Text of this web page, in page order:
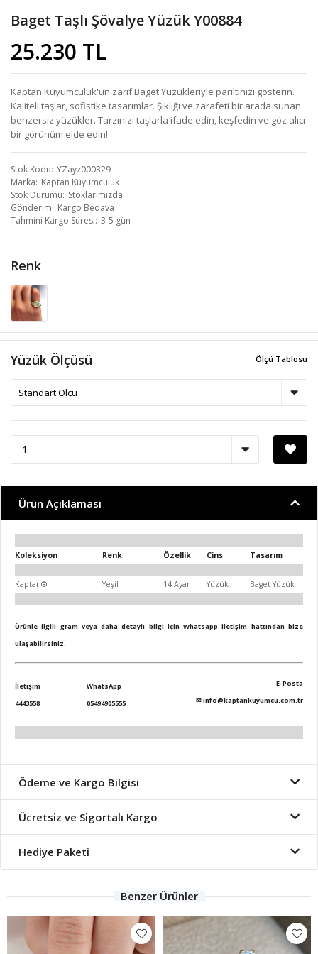
Baget Taşlı Şövalye Yüzük Y00884
25.230 TL
Kaptan Kuyumculuk'un zarif Baget Yüzükleriyle parıltınızı gösterin.
Kaliteli taşlar, sofistike tasarımlar. Şıklığı ve zarafeti bir arada sunan
benzersiz yüzükler. Tarzınızı taşlarla ifade edin, keşfedin ve göz alıcı
bir görünüm elde edin!
Stok Kodu YZayz000329
Marka Kaptan Kuyumculuk
Stok Durumu Stoklarımızda
Gönderim Kargo Bedava
Tahmini Kargo Süresi 3-5 gün
Renk
Ölçü Tablosu
Yüzük Ölçüsü
Ürün Açıklaması
Koleksiyon Renk Özellik Cins Tasarım
Kaptan® Yeşil 14 Ayar Yüzük Baget Yüzük
Ürünle ilgili gram veya daha detaylı bilgi için Whatsapp iletişim hattından bize
ulaşabilirsiniz.
İletişim
4443558
WhatsApp
05494905555
E-Posta
✉info@kaptankuyumcu.com.tr
Ödeme ve Kargo Bilgisi
Ücretsiz ve Sigortalı Kargo
Hediye Paketi
Benzer Ürünler